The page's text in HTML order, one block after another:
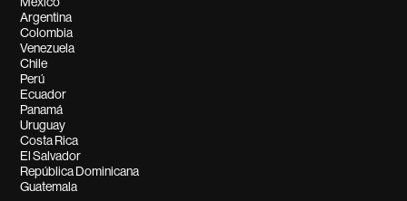
Argentina
Colombia
Venezuela
Chile
Perú
Ecuador
Panamá
Uruguay
Costa Rica
El Salvador
República Dominicana
Guatemala